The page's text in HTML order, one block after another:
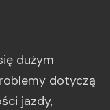
dużym
dotyczą
jazdy,